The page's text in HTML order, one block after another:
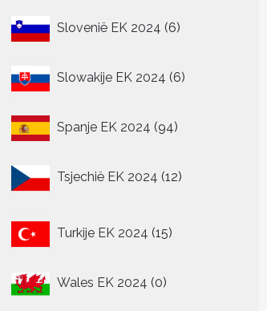
Slovenië EK 2024 66
Slowakije EK 2024 6
producten
Spanje EK 2024 9494
Tsjechië EK 2024 12
producten
Turkije EK 2024 15
producten
Wales EK 2024 00